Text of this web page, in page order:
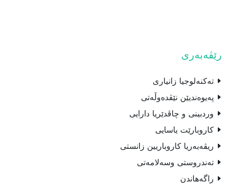
رێڤەبەری
تەکنەلوجیا زانیارى
پەیوەندیێن نێڤدەوڵەتی
وردبينى و چاڤدێريا دارايى
كاروبارێت یاسایی
ریڤەبەریا کاروباریین زانستى
ته‌ندروستى وسه‌لامه‌تى
راگه‌هاندن